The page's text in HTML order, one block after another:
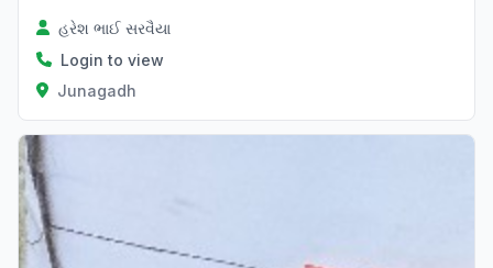
હરેશ ભાઈ સરવૈયા
Login to view
Junagadh